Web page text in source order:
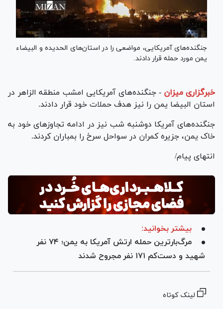
جنگنده‌های آمریکایی، مواضعی را در استان‌های الحدیده و البیضاء
یمن مورد حمله قرار دادند.
خبرگزاری میزان - جنگنده‌های آمریکایی امشب منطقه الزاهر در
استان البیضا یمن را نیز هدف حملات خود قرار دادند.
جنگنده‌های آمریکا دوشنبه شب نیز در ادامه تجاوزهای خود به
خاک یمن، جزیره کمران در سواحل سرخ را بمباران کردند.
انتهای پیام/
بیشتر بخوانید:
مرگ‌بارترین حمله ارتش آمریکا به یمن؛ ۷۴ نفر
شهید و دست‌کم ۱۷۱ نفر مجروح شدند
لینک کوتاه